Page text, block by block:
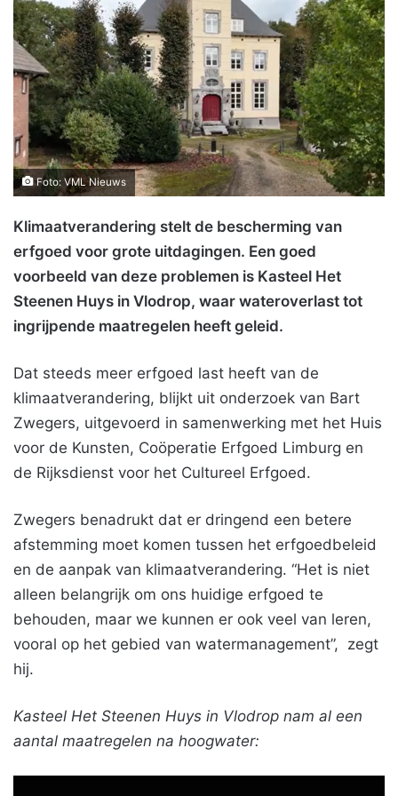
Foto: VML Nieuws
Klimaatverandering stelt de bescherming van
erfgoed voor grote uitdagingen. Een goed
voorbeeld van deze problemen is Kasteel Het
Steenen Huys in Vlodrop, waar wateroverlast tot
ingrijpende maatregelen heeft geleid.
Dat steeds meer erfgoed last heeft van de
klimaatverandering, blijkt uit onderzoek van Bart
Zwegers, uitgevoerd in samenwerking met het Huis
voor de Kunsten, Coöperatie Erfgoed Limburg en
de Rijksdienst voor het Cultureel Erfgoed.
Zwegers benadrukt dat er dringend een betere
afstemming moet komen tussen het erfgoedbeleid
en de aanpak van klimaatverandering. “Het is niet
alleen belangrijk om ons huidige erfgoed te
behouden, maar we kunnen er ook veel van leren,
vooral op het gebied van watermanagement”, zegt
hij.
Kasteel Het Steenen Huys in Vlodrop nam al een
aantal maatregelen na hoogwater: